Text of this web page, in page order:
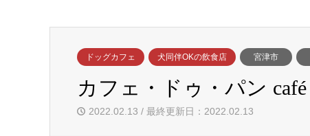
ドッグカフェ 犬同伴OKの飲食店 宮津市
カフェ・ドゥ・パン
2022.02.13 / 最終更新日：2022.02.13